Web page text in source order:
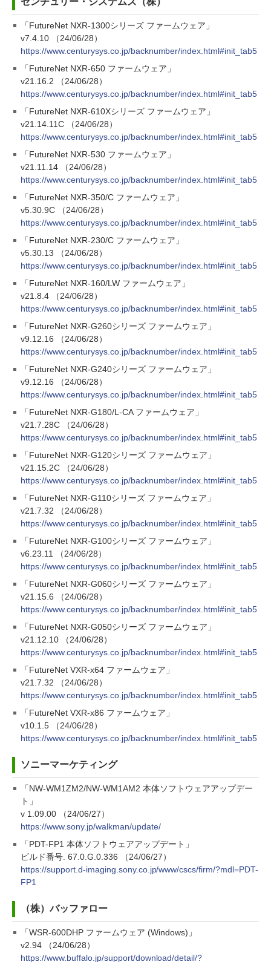
「FutureNet NXR-1300シリーズ ファームウェア」
v7.4.10 （24/06/28）
https://www.centurysys.co.jp/backnumber/index.html#init_tab5
「FutureNet NXR-650 ファームウェア」
v21.16.2 （24/06/28）
https://www.centurysys.co.jp/backnumber/index.html#init_tab5
「FutureNet NXR-610Xシリーズ ファームウェア」
v21.14.11C （24/06/28）
https://www.centurysys.co.jp/backnumber/index.html#init_tab5
「FutureNet NXR-530 ファームウェア」
v21.11.14 （24/06/28）
https://www.centurysys.co.jp/backnumber/index.html#init_tab5
「FutureNet NXR-350/C ファームウェア」
v5.30.9C （24/06/28）
https://www.centurysys.co.jp/backnumber/index.html#init_tab5
「FutureNet NXR-230/C ファームウェア」
v5.30.13 （24/06/28）
https://www.centurysys.co.jp/backnumber/index.html#init_tab5
「FutureNet NXR-160/LW ファームウェア」
v21.8.4 （24/06/28）
https://www.centurysys.co.jp/backnumber/index.html#init_tab5
「FutureNet NXR-G260シリーズ ファームウェア」
v9.12.16 （24/06/28）
https://www.centurysys.co.jp/backnumber/index.html#init_tab5
「FutureNet NXR-G240シリーズ ファームウェア」
v9.12.16 （24/06/28）
https://www.centurysys.co.jp/backnumber/index.html#init_tab5
「FutureNet NXR-G180/L-CA ファームウェア」
v21.7.28C （24/06/28）
https://www.centurysys.co.jp/backnumber/index.html#init_tab5
「FutureNet NXR-G120シリーズ ファームウェア」
v21.15.2C （24/06/28）
https://www.centurysys.co.jp/backnumber/index.html#init_tab5
「FutureNet NXR-G110シリーズ ファームウェア」
v21.7.32 （24/06/28）
https://www.centurysys.co.jp/backnumber/index.html#init_tab5
「FutureNet NXR-G100シリーズ ファームウェア」
v6.23.11 （24/06/28）
https://www.centurysys.co.jp/backnumber/index.html#init_tab5
「FutureNet NXR-G060シリーズ ファームウェア」
v21.15.6 （24/06/28）
https://www.centurysys.co.jp/backnumber/index.html#init_tab5
「FutureNet NXR-G050シリーズ ファームウェア」
v21.12.10 （24/06/28）
https://www.centurysys.co.jp/backnumber/index.html#init_tab5
「FutureNet VXR-x64 ファームウェア」
v21.7.32 （24/06/28）
https://www.centurysys.co.jp/backnumber/index.html#init_tab5
「FutureNet VXR-x86 ファームウェア」
v10.1.5 （24/06/28）
https://www.centurysys.co.jp/backnumber/index.html#init_tab5
ソニーマーケティング
「NW-WM1ZM2/NW-WM1AM2 本体ソフトウェアアップデー
ト」
v 1.09.00 （24/06/27）
https://www.sony.jp/walkman/update/
「PDT-FP1 本体ソフトウェアアップデート」
ビルド番号. 67.0.G.0.336 （24/06/27）
https://support.d-imaging.sony.co.jp/www/cscs/firm/?mdl=PDT-
FP1
（株）バッファロー
「WSR-600DHP ファームウェア (Windows)」
v2.94 （24/06/28）
https://www.buffalo.jp/support/download/detail/?